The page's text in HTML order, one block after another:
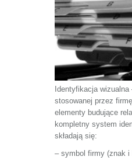
Identyfikacja
stosowanej przez
elementy budujące
kompletny system
składają się:
– symbol firmy (znak i